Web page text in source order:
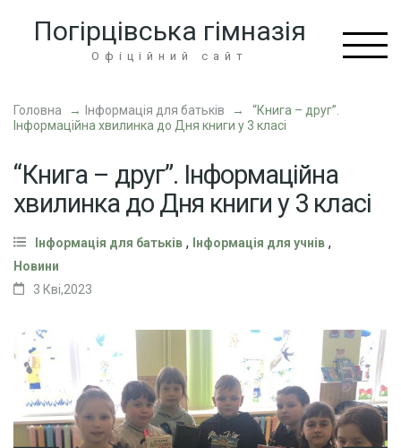
Enter)
Погірцівська гімназія
Офіційний сайт
Головна → Інформація для батьків →
“Книга – друг”.
Інформаційна хвилинка до Дня книги у 3 класі
“Книга – друг”. Інформаційна
хвилинка до Дня книги у 3 класі
Інформація для батьків , Інформація для учнів ,
Новини
3 Кві,2023